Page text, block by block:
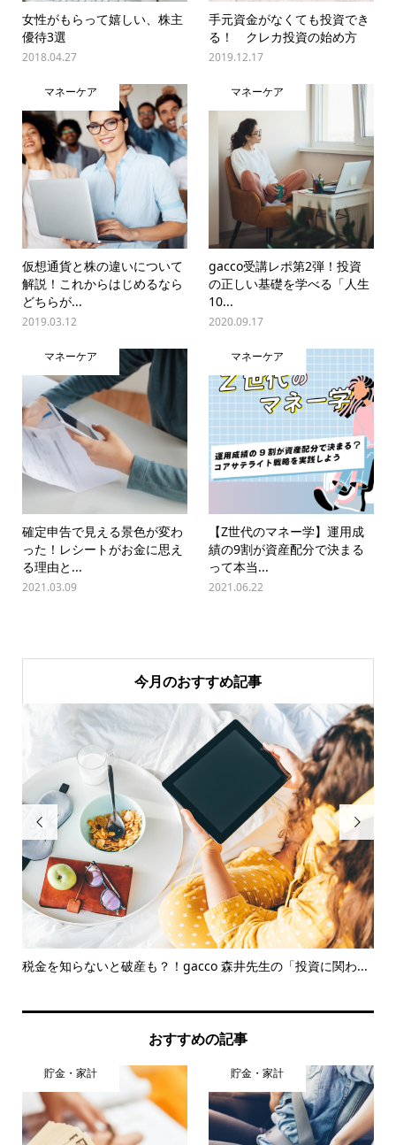
女性がもらって嬉しい、株主
優待3選
2018.04.27
手元資金がなくても投資でき
る！ クレカ投資の始め方
2019.12.17
マネーケア
仮想通貨と株の違いについて
解説！これからはじめるなら
どちらが...
2019.03.12
マネーケア
gacco受講レポ第2弾！投資
の正しい基礎を学べる「人生
10...
2020.09.17
マネーケア
確定申告で見える景色が変わ
った！レシートがお金に思え
る理由と...
2021.03.09
マネーケア
【Z世代のマネー学】運用成
績の9割が資産配分で決まる
って本当...
2021.06.22
今月のおすすめ記事

税金を知らないと破産も？！gacco 森井先生の「投資に関わ...

おすすめの記事
貯金・家計 貯金・家計